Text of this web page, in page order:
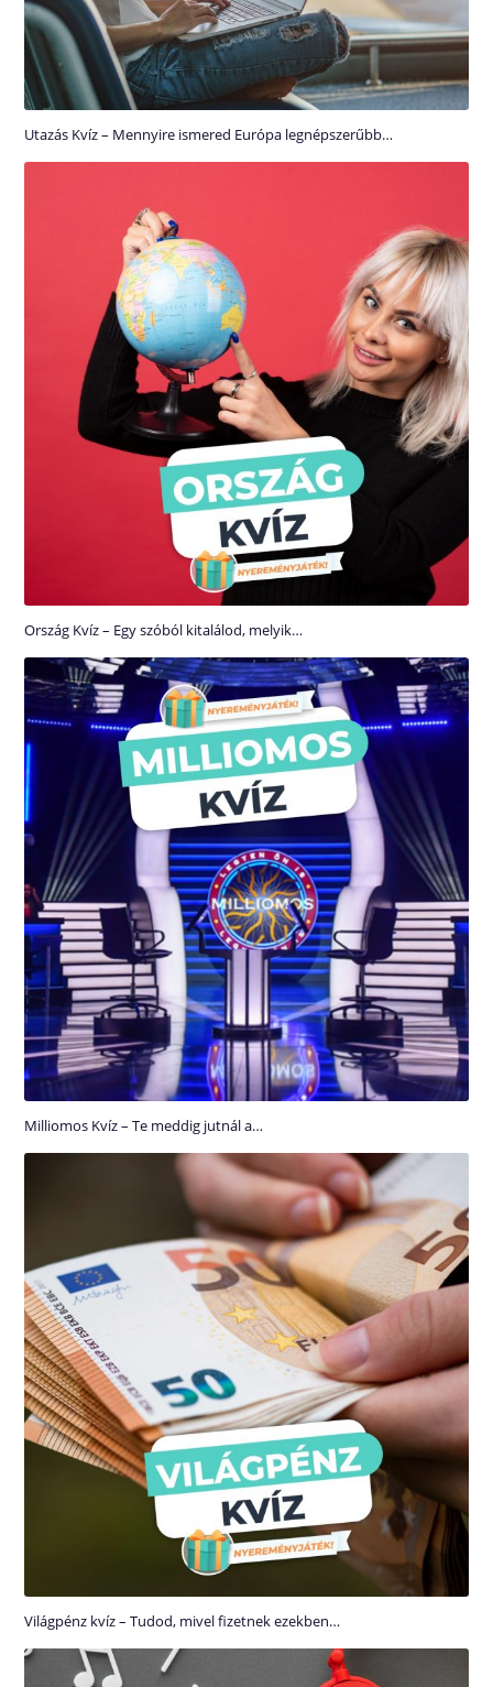
Utazás Kvíz – Mennyire ismered Európa legnépszerűbb…
Ország Kvíz – Egy szóból kitalálod, melyik…
Milliomos Kvíz – Te meddig jutnál a…
Világpénz kvíz – Tudod, mivel fizetnek ezekben…